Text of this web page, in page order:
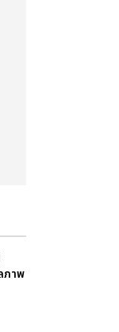
ภาพ